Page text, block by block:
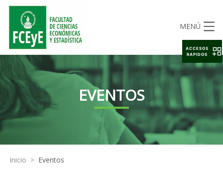
MENÚ
EVENTOS
Inicio > Eventos
ACCESOS
RAPIDOS